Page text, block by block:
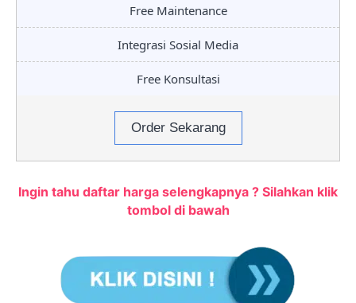
Free Maintenance
Integrasi Sosial Media
Free Konsultasi
Order Sekarang
Ingin tahu daftar harga selengkapnya ? Silahkan klik
tombol di bawah